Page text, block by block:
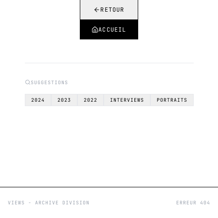
RETOUR
ACCUEIL
SUGGESTIONS
2024 2023 2022 INTERVIEWS PORTRAITS
VIEWS - ARCHIVE DIVISION ERREUR 404